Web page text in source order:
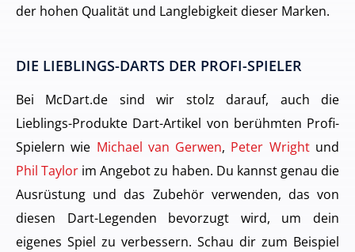
der hohen Qualität und Langlebigkeit dieser Marken.
DIE LIEBLINGS-DARTS DER PROFI-SPIELER
Bei McDart.de sind wir stolz darauf, auch die
Lieblings-Produkte Dart-Artikel von berühmten Profi-
Spielern wie Michael van Gerwen, Peter Wrightund
Phil Taylor im Angebot zu haben. Du kannst genau die
Ausrüstung und das Zubehör verwenden, das von
diesen Dart-Legenden bevorzugt wird, um dein
eigenes Spiel zu verbessern. Schau dir zum Beispiel